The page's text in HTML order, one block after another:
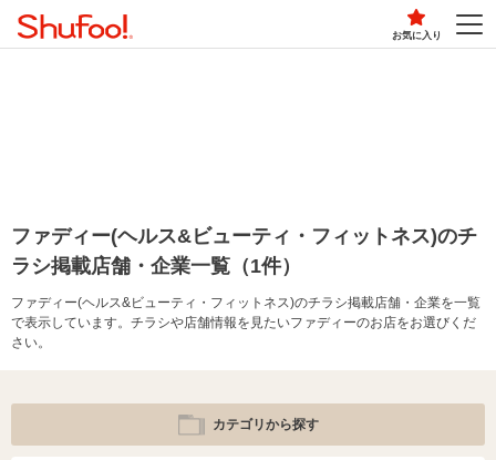
お気に入り
ファディー(ヘルス&ビューティ・フィットネス)のチ
ラシ掲載店舗・企業一覧（1件）
ファディー(ヘルス&ビューティ・フィットネス)のチラシ掲載店舗・企業を一覧
で表示しています。チラシや店舗情報を見たいファディーのお店をお選びくだ
さい。
カテゴリから探す